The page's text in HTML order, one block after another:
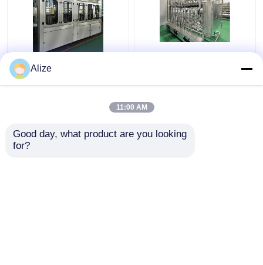
BGF32-8 ক্যাপিং ফাংশন সহ
বোতলগুলির জন্য স্বয়ংক্রিয় পানীয়
Alize
11:00 AM
Good day, what product are you looking
for?